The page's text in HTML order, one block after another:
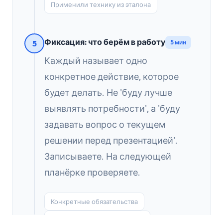
Применили технику из эталона
5 Фиксация: что берём в работу 5 мин
Каждый называет одно
конкретное действие, которое
будет делать. Не 'буду лучше
выявлять потребности', а 'буду
задавать вопрос о текущем
решении перед презентацией'.
Записываете. На следующей
планёрке проверяете.
Конкретные обязательства